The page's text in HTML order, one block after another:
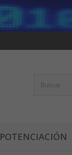
POTENCIACIÓN